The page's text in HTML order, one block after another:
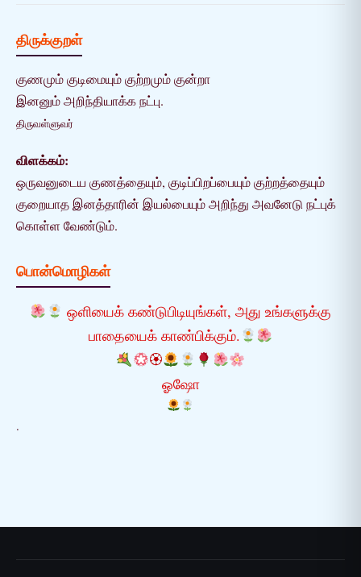
திருக்குறள்
குணமும் குடிமையும் குற்றமும் குன்றா
இனனும் அறிந்தியாக்க நட்பு.
திருவள்ளுவர்
விளக்கம்:
ஒருவனுடைய குணத்தையும், குடிப்பிறப்பையும் குற்றத்தையும்
குறையாத இனத்தாரின் இயல்பையும் அறிந்து அவனேடு நட்புக்
கொள்ள வேண்டும்.
பொன்மொழிகள்
ஒளியைக் கண்டுபிடியுங்கள், அது உங்களுக்கு
பாதையைக் காண்பிக்கும்.
🏵
ஓஷோ
.